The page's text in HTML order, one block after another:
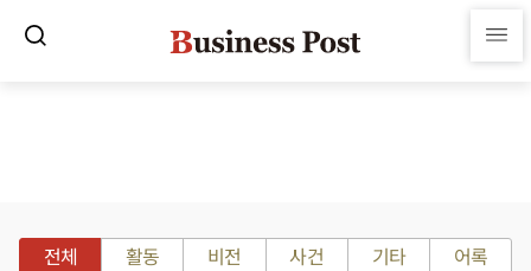
전체 활동 비전 사건 기타 어록